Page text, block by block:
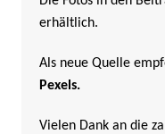
erhältlich.
Als neue Quelle
Pexels.
Vielen Dank an die